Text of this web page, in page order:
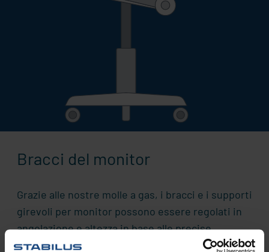
Bracci del monitor
Grazie alle nostre molle a gas, i bracci e i supporti
girevoli per monitor possono essere regolati in
angolazione e altezza in base alle precise
esigenze dell'utente. Inoltre, si adattano ai